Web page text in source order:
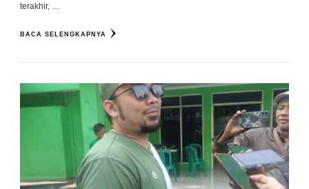
terakhir, …
BACA SELENGKAPNYA